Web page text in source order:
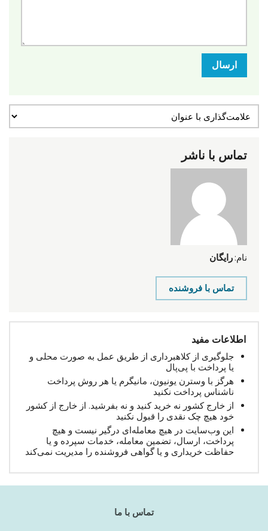
ارسال
تماس با ناشر
نام: رایگان
تماس با فروشنده
اطلاعات مفید
جلوگیری از کلاهبرداری از طریق عمل به صورت محلی و
یا پرداخت با پی‌پال
هرگز با وسترن یونیون، مانیگرم یا هر روش پرداخت
ناشناس پرداخت نکنید
از خارج کشور نه خرید کنید و نه بفرشید. از خارج از کشور
خود هیچ چک نقدی را قبول نکنید
این وب‌سایت در هیچ معامله‌ای درگیر نیست و هیچ
پرداخت، ارسال، تضمین معامله، خدمات سپرده و یا
حفاظت خریداری و یا گواهی فروشنده را مدیریت نمی‌کند
تماس با ما